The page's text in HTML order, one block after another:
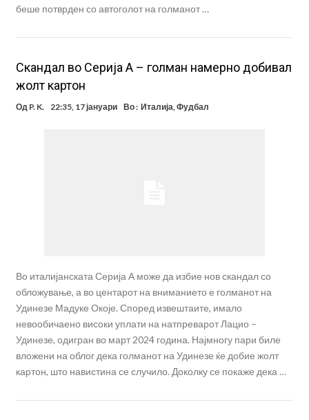
беше потврден со автоголот на голманот …
Скандал во Серија А – голман намерно добивал
жолт картон
Од P. K. 22:35, 17 јануари Во : Италија,Фудбал
Во италијанската Серија А може да избие нов скандал со
обложување, а во центарот на вниманието е голманот на
Удинезе Мадуке Окоје. Според извештаите, имало
невообичаено високи уплати на натпреварот Лацио –
Удинезе, одигран во март 2024 година. Најмногу пари биле
вложени на облог дека голманот на Удинезе ќе добие жолт
картон, што навистина се случило. Доколку се покаже дека …